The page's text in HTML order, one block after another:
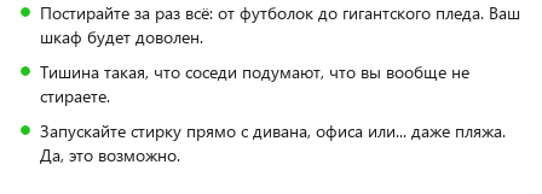
Постирайте за раз всё: от футболок до гигантского пледа. Ваш
шкаф будет доволен.
Тишина такая, что соседи подумают, что вы вообще не
стираете.
Запускайте стирку прямо с дивана, офиса или... даже пляжа.
Да, это возможно.